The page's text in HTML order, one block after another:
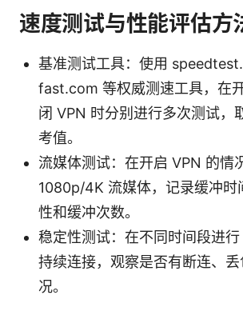
速度测试与性能评估方
基准测试工具：使用
fast.com 等权威测速工具，在
闭 VPN 时分别进行多次测试，
考值。
流媒体测试：在开启 VPN 的情
1080p/4K 流媒体，记录缓冲时
性和缓冲次数。
稳定性测试：在不同时间段进
持续连接，观察是否有断连、
况。